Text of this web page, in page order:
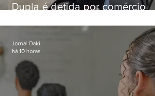
Dupla é detida por comércio
Bangu
Jornal Daki
há 10 horas